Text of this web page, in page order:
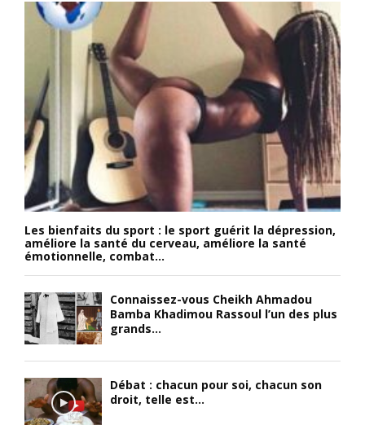
Les bienfaits du sport : le sport guérit la dépression,
améliore la santé du cerveau, améliore la santé
émotionnelle, combat...
Connaissez-vous Cheikh Ahmadou
Bamba Khadimou Rassoul l’un des plus
grands...
Débat : chacun pour soi, chacun son
droit, telle est...